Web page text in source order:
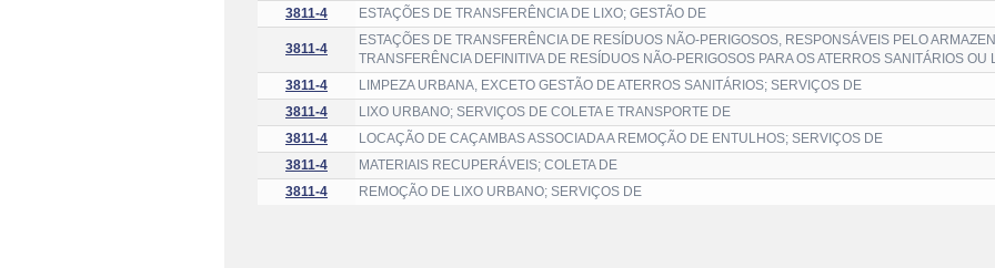
3811-4
ESTAÇÕES DE TRANSFERÊNCIA DE LIXO; GESTÃO DE
3811-4
ESTAÇÕES DE TRANSFERÊNCIA DE RESÍDUOS NÃO-PERIGOSOS, RESPONSÁVEIS PELO
TRANSFERÊNCIA DEFINITIVA DE RESÍDUOS NÃO-PERIGOSOS PARA OS ATERROS SANITÁRIOS OU
3811-4
LIMPEZA URBANA, EXCETO GESTÃO DE ATERROS SANITÁRIOS; SERVIÇOS DE
3811-4
LIXO URBANO; SERVIÇOS DE COLETA E TRANSPORTE DE
3811-4
LOCAÇÃO DE CAÇAMBAS ASSOCIADA A REMOÇÃO DE ENTULHOS; SERVIÇOS DE
3811-4
MATERIAIS RECUPERÁVEIS; COLETA DE
3811-4
REMOÇÃO DE LIXO URBANO; SERVIÇOS DE